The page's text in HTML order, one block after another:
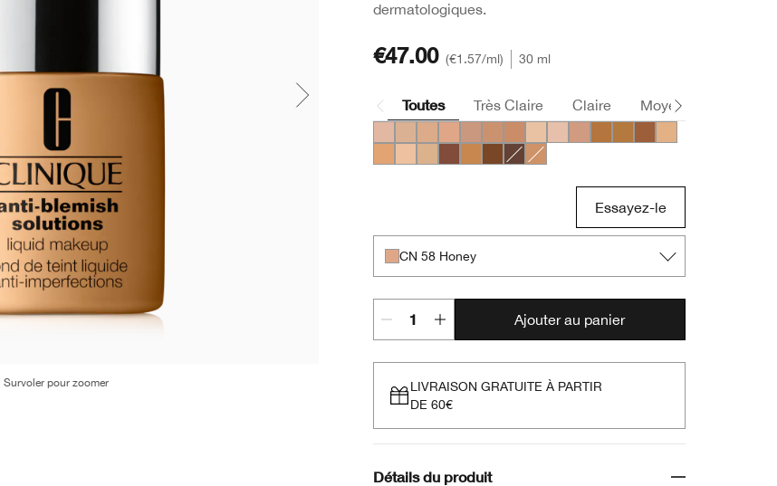
dermatologiques.
Survoler pour zoomer
€47.00 €1.57/ml 30 ml
Toutes Très Claire Claire Moyen
CN 40 Cream Chamois
CN 58 Honey
CN 74 Beige
CN 90 Sand
CN 78 Nutty
CN 08 Linen
Essayez-le
CN 58 Honey
Ajouter au panier
LIVRAISON GRATUITE À PARTIR
DE 60€
Détails du produit